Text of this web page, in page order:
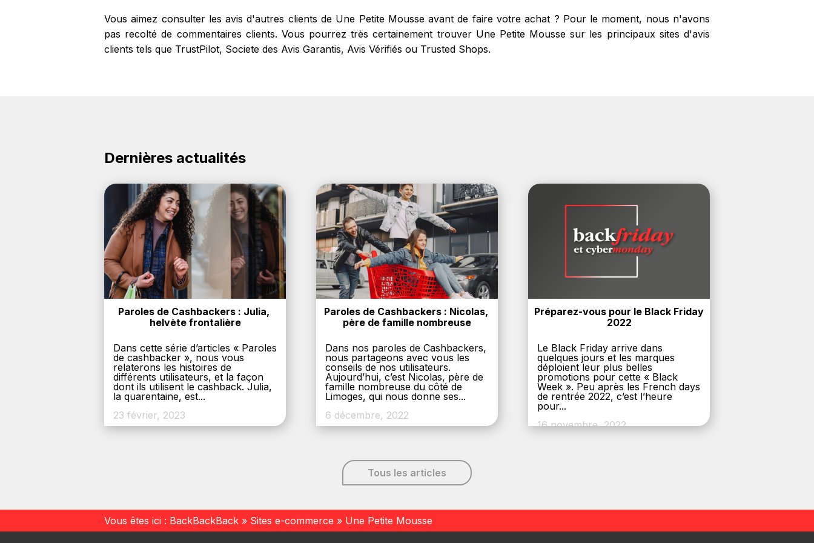
Vous aimez consulter les avis d'autres clients de Une Petite Mousse avant de faire votre achat ? Pour le moment, nous n'avons
pas recolté de commentaires clients. Vous pourrez très certainement trouver Une Petite Mousse sur les principaux sites d'avis
clients tels que TrustPilot, Societe des Avis Garantis, Avis Vérifiés ou Trusted Shops.
Dernières actualités
Paroles de Cashbackers : Julia,
helvète frontalière
Dans cette série d’articles « Paroles
de cashbacker », nous vous
relaterons les histoires de
différents utilisateurs, et la façon
dont ils utilisent le cashback. Julia,
la quarentaine, est...
23 février, 2023
Paroles de Cashbackers : Nicolas,
père de famille nombreuse
Dans nos paroles de Cashbackers,
nous partageons avec vous les
conseils de nos utilisateurs.
Aujourd’hui, c’est Nicolas, père de
famille nombreuse du côté de
Limoges, qui nous donne ses...
6 décembre, 2022
Préparez-vous pour le Black Friday
2022
Le Black Friday arrive dans
quelques jours et les marques
déploient leur plus belles
promotions pour cette « Black
Week ». Peu après les French days
de rentrée 2022, c’est l’heure
pour...
16 novembre, 2022
Tous les articles
Vous êtes ici : BackBackBack » Sites e-commerce » Une Petite Mousse